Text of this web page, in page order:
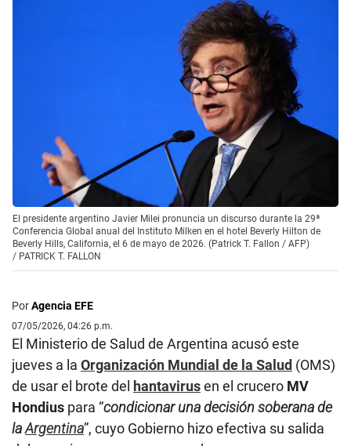
El presidente argentino Javier Milei pronuncia un discurso durante la 29ª
Conferencia Global anual del Instituto Milken en el hotel Beverly Hilton de
Beverly Hills, California, el 6 de mayo de 2026. (Patrick T. Fallon / AFP)
/ PATRICK T. FALLON
PorAgencia EFE
07/05/2026, 04:26 p.m.
El Ministerio de Salud de Argentina acusó este
jueves a la Organización Mundial de la Salud (OMS)
de usar el brote del hantavirusen el crucero MV
Hondius para “condicionar una decisión soberana de
laArgentina”, cuyo Gobierno hizo efectiva su salida